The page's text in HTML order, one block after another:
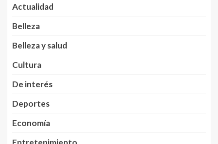
Actualidad
Belleza
Belleza y salud
Cultura
De interés
Deportes
Economía